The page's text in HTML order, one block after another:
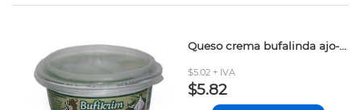
Queso crema bufalinda ajo-ciboulette 250gr
$5.02 + IVA
$5.82